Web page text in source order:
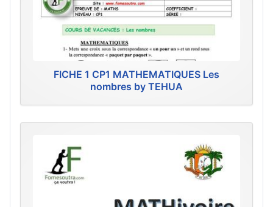
FICHE 1 CP1 MATHEMATIQUES Les
nombres by TEHUA